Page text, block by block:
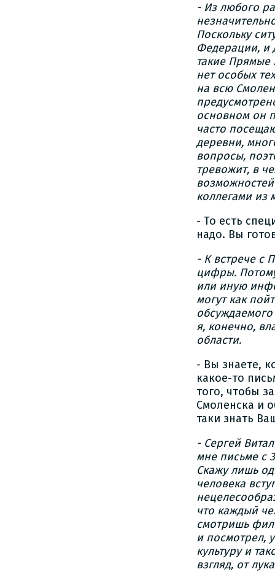
- Из любого
Поскольку
Федерации, и
такие Прямые
нет особых
на всю
основном он
часто
деревни,
вопросы,
тревожит, в
коллегами из
- То есть
надо. Вы
- К встрече с
цифры.
или иную
могут как
я, конечно,
области.
- Вы знаете,
какое-то
того, чтобы
Смоленска и
таки знать
- Сергей
мне письме с
Скажу лишь
человека
что каждый
смотришь
и посмотрел,
культуру и
взгляд, от